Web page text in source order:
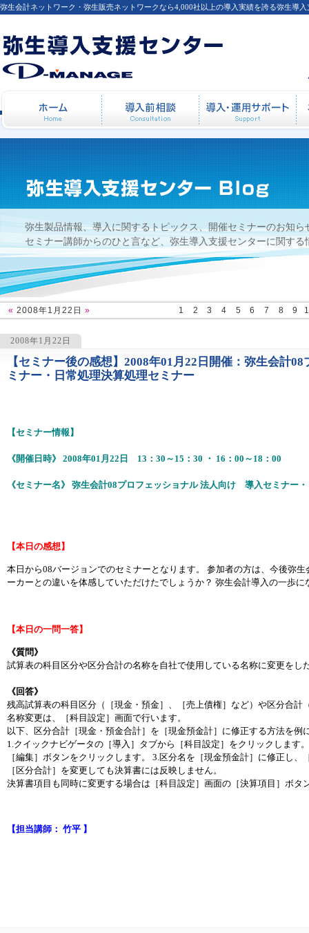
2008年1月22日
弥生会計ネットワーク・弥生販売ネットワークなら4,000社以上の導入実績を誇る弥生導
弥生製品情報、導入に関するトピックス、開催セミナーのお知ら
セミナー講師からのひと言など、弥生導入支援センターに関す
«2008年1月22日 » 1 2 3 4 5 6 7 8 9
2008年1月22日
【セミナー後の感想】2008年01月22日開催：弥生会計
ミナー・日常処理決算処理セミナー
【セミナー情報】
《開催日時》 2008年01月22日 13：30～15：30 ・ 16：00～18：00
《セミナー名》 弥生会計08プロフェッショナル 法人向け 導入セミナー
【本日の感想】
本日から08バージョンでのセミナーとなります。 参加者の方は、今後弥
ーカーとの違いを体感していただけたでしょうか？ 弥生会計導入の一歩
【本日の一問一答】
《質問》
試算表の科目区分や区分合計の名称を自社で使用している名称に変更をし
《回答》
残高試算表の科目区分（［現金・預金］、［売上債権］など）や区分合
名称変更は、［科目設定］画面で行います。
以下、区分合計［現金・預金合計］を［現金預金計］に修正する方法を例
1.クイックナビゲータの［導入］タブから［科目設定］をクリックします
［編集］ボタンをクリックします。 3.区分名を［現金預金計］に修正し
［区分合計］を変更しても決算書には反映しません。
決算書項目も同時に変更する場合は［科目設定］画面の［決算項目］ボタ
【担当講師： 竹平 】
ホーム 導入前相談 導